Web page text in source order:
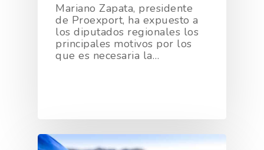
Mariano Zapata, presidente
de Proexport, ha expuesto a
los diputados regionales los
principales motivos por los
que es necesaria la…